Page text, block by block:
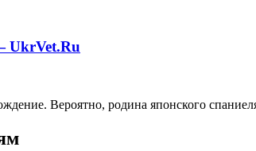
UkrVet.Ru
Вероятно, родина японского